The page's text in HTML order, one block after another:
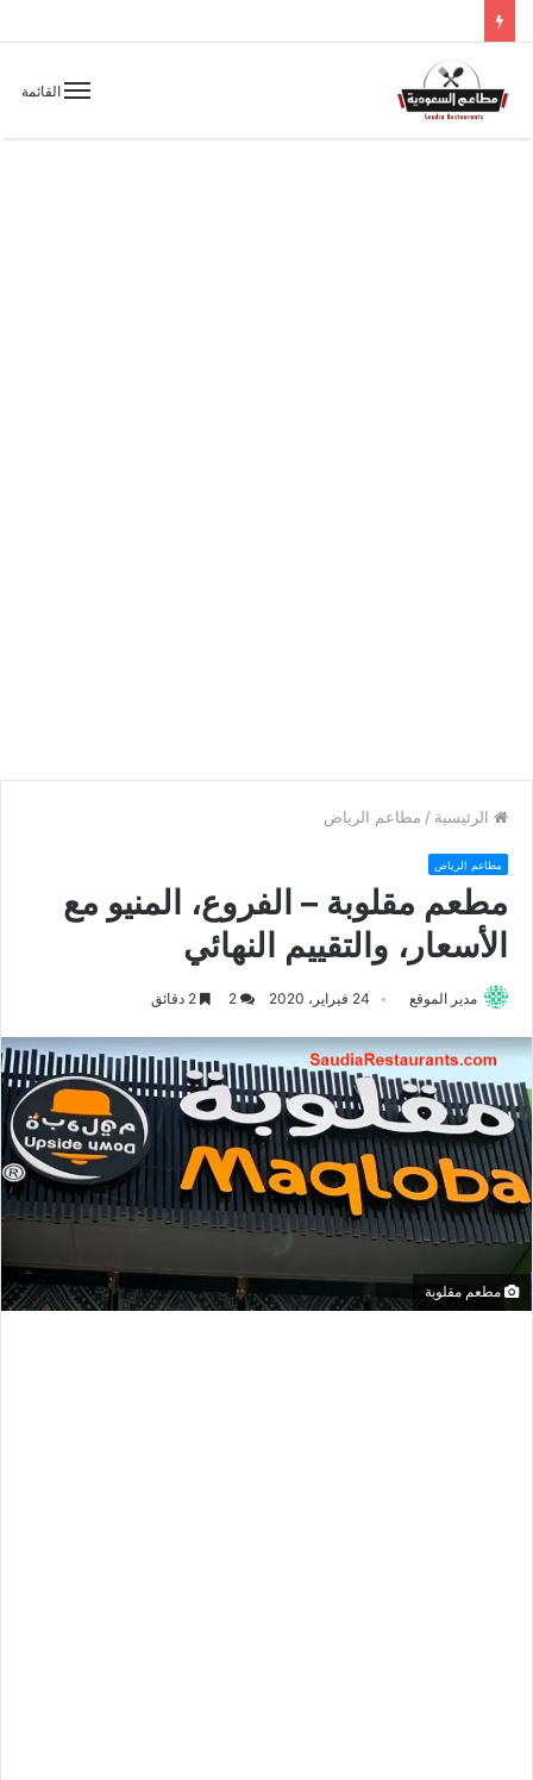
القائمة
الرئيسية / مطاعم الرياض
مطاعم الرياض
مطعم مقلوبة – الفروع، المنيو مع
الأسعار، والتقييم النهائي
مدير الموقع 24 فبراير، 2020
مطعم مقلوبة